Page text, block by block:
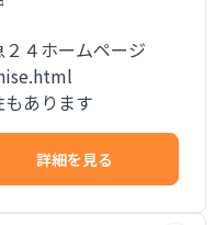
４ホームページ
あります
詳細を見る